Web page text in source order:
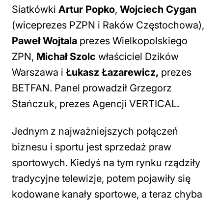
Siatkówki Artur Popko, Wojciech Cygan
(wiceprezes PZPN i Raków Częstochowa),
Paweł Wojtala prezes Wielkopolskiego
ZPN, Michał Szolc właściciel Dzików
Warszawa i Łukasz Łazarewicz, prezes
BETFAN. Panel prowadził Grzegorz
Stańczuk, prezes Agencji VERTICAL.
Jednym z najważniejszych połączeń
biznesu i sportu jest sprzedaż praw
sportowych. Kiedyś na tym rynku rządziły
tradycyjne telewizje, potem pojawiły się
kodowane kanały sportowe, a teraz chyba